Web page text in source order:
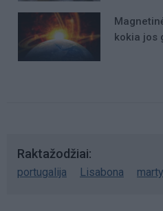
kokia jos
Raktažodžiai
portugalija Lisabona